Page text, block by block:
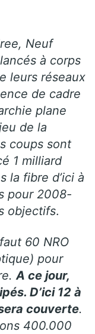
Neuf
à corps
leurs réseaux
de cadre
plane
de la
coups sont
1 milliard
la fibre d’ici à
pour 2008-
objectifs.
60 NRO
pour
A ce jour,
D’ici 12 à
couverte.
400.000